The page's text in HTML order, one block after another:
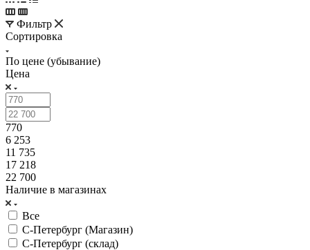
Фильтр
Сортировка
По цене (убывание)
Цена
770
6 253
11 735
17 218
22 700
Наличие в магазинах
Все
С-Петербург (Магазин)
С-Петербург (склад)